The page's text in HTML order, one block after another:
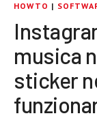
HOWTO |
musica
sticker